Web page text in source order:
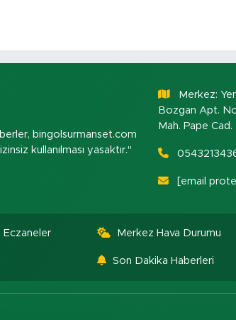
bingolsurmanset.com
kullanılması yasaktır."
Merkez:
Bozgan Apt.
Mah. Pape
[email
Merkez Hava Durumu
Son Dakika Haberleri